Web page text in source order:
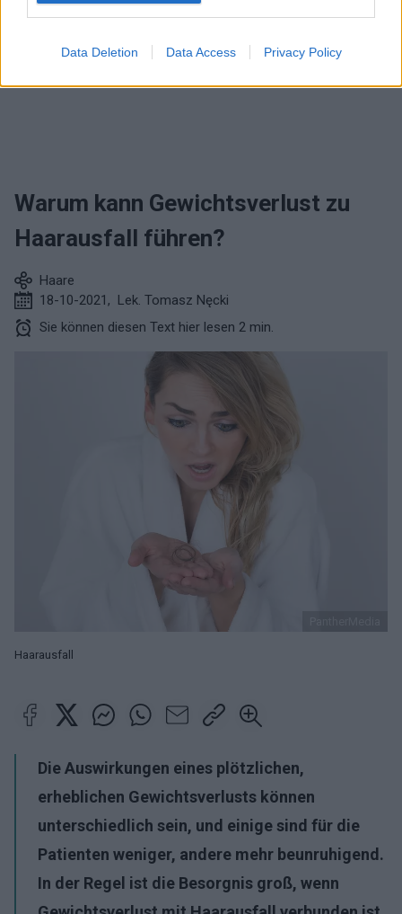
Data Deletion Data Access Privacy Policy
Lies den nächsten Text von der
Warum kann Gewichtsverlust zu
Haarausfall führen?
Haare
18-10-2021 , Lek. Tomasz Nęcki
Sie können diesen Text hier lesen 2 min.
Haarausfall
Die Auswirkungen eines plötzlichen,
erheblichen Gewichtsverlusts können
unterschiedlich sein, und einige sind für die
Patienten weniger, andere mehr beunruhigend.
In der Regel ist die Besorgnis groß, wenn